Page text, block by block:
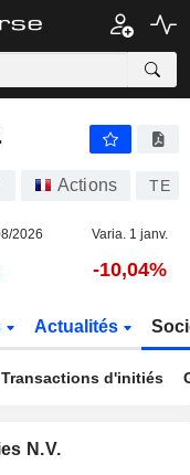
Actions TE
2026 Varia. 1 janv.
-10,04%
Actualités
Transactions d'initiés
N.V.